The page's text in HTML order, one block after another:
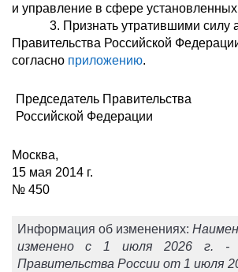
и управление в сфере
3. Признать утратившими силу
Правительства Российской
согласно приложению.
Председатель Правительства
Российской Федерации
Москва,
15 мая 2014 г.
№ 450
Информация об изменениях:
изменено с 1 июля 2026 г.
Правительства России от 1 июля